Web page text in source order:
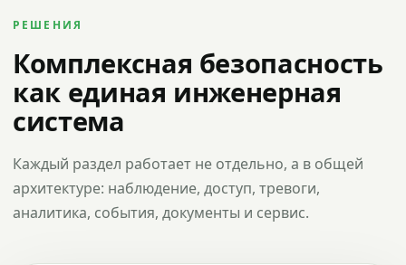
РЕШЕНИЯ
Комплексная безопасность
как единая инженерная
система
Каждый раздел работает не отдельно, а в общей
архитектуре: наблюдение, доступ, тревоги,
аналитика, события, документы и сервис.